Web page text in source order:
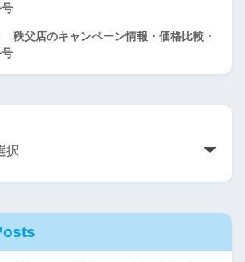
秩父店のキャンペーン情報・価格比較・